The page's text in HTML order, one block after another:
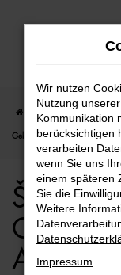
Zum
Startseite Bremen
Gebrauchtwagen Top Angebote
Škoda
Angebote
Wir nutzen
Nutzung
Kommunikation
berücksichtigen
verarbeiten
wenn Sie uns
einem späteren
Sie die
Weitere
Impressum